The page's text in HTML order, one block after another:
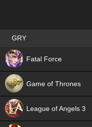
Best RPG games in Poland
GRY
Fatal Force
Game of Thrones
League of Angels 3